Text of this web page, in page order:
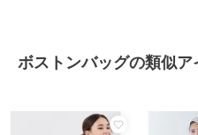
テル100％
ボストンバッグの類似ア